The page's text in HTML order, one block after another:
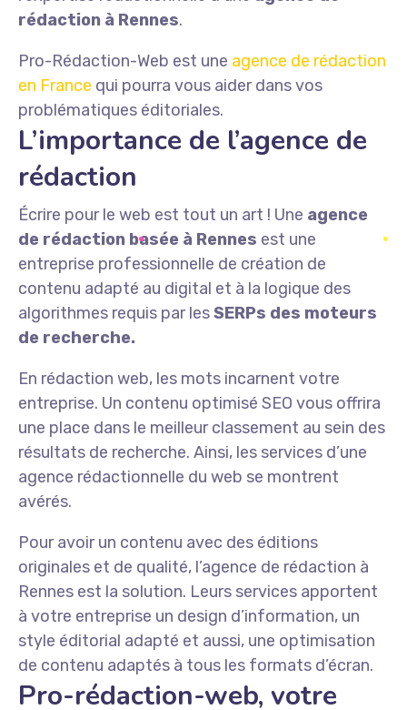
rédaction à Rennes.
Pro-Rédaction-Web est une agence de rédaction
en France qui pourra vous aider dans vos
problématiques éditoriales.
L’importance de l’agence de
rédaction
Écrire pour le web est tout un art ! Une agence
de rédaction basée à Rennes est une
entreprise professionnelle de création de
contenu adapté au digital et à la logique des
algorithmes requis par lesSERPs des moteurs
de recherche.
En rédaction web, les mots incarnent votre
entreprise. Un contenu optimisé SEO vous offrira
une place dans le meilleur classement au sein des
résultats de recherche. Ainsi, les services d’une
agence rédactionnelle du web se montrent
avérés.
Pour avoir un contenu avec des éditions
originales et de qualité, l’agence de rédaction à
Rennes est la solution. Leurs services apportent
à votre entreprise un design d’information, un
style éditorial adapté et aussi, une optimisation
de contenu adaptés à tous les formats d’écran.
Pro-rédaction-web, votre